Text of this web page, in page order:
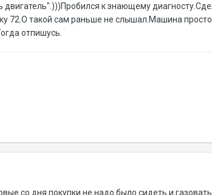
двигатель".)))Пробился к знающему
72.О такой сам раньше не слышал.Машина
отпишусь.
со дня покупки не надо было сидеть и